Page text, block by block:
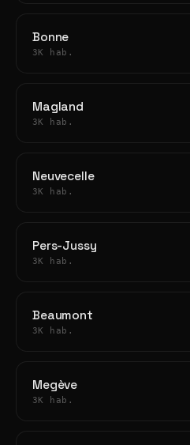
Bonne
3K hab.
Magland
3K hab.
Neuvecelle
3K hab.
Pers-Jussy
3K hab.
Beaumont
3K hab.
Megève
3K hab.